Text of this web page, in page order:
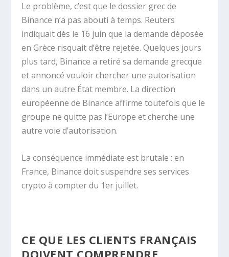
Le problème, c’est que le dossier grec de
Binance n’a pas abouti à temps. Reuters
indiquait dès le 16 juin que la demande déposée
en Grèce risquait d’être rejetée. Quelques jours
plus tard, Binance a retiré sa demande grecque
et annoncé vouloir chercher une autorisation
dans un autre État membre. La direction
européenne de Binance affirme toutefois que le
groupe ne quitte pas l’Europe et cherche une
autre voie d’autorisation.
La conséquence immédiate est brutale : en
France, Binance doit suspendre ses services
crypto à compter du 1er juillet.
CE QUE LES CLIENTS FRANÇAIS
DOIVENT COMPRENDRE